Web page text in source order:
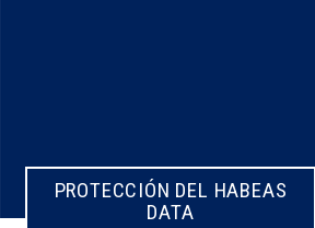
PROTECCIÓN DEL HABEAS
DATA
PROTECCIÓN DEL HABEAS
DATA